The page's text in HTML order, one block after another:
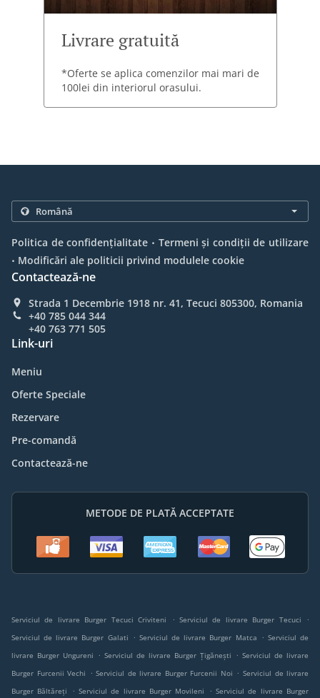
Livrare gratuită
*Oferte se aplica comenzilor mai mari de
100lei din interiorul orasului.
Politica de confidențialitate . Termeni și condiții de utilizare
. Modificări ale politicii privind modulele cookie
Contactează-ne
Strada 1 Decembrie 1918 nr. 41, Tecuci 805300, Romania
+40 785 044 344
+40 763 771 505
Link-uri
Meniu
Oferte Speciale
Rezervare
Pre-comandă
Contactează-ne
METODE DE PLATĂ ACCEPTATE
Serviciul de livrare Burger Tecuci Criviteni . Serviciul de livrare Burger Tecuci
.
Serviciul de livrare Burger Galati
. Serviciul de livrare Burger Matca . Serviciul de
livrare Burger Ungureni
. Serviciul de livrare Burger Țigănești . Serviciul de livrare
Burger Furcenii Vechi
. Serviciul de livrare Burger Furcenii Noi . Serviciul de livrare
Burger Băltăreţi
. Serviciul de livrare Burger Movileni . Serviciul de livrare Burger